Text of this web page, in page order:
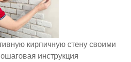
кирпичную стену своими
инструкция